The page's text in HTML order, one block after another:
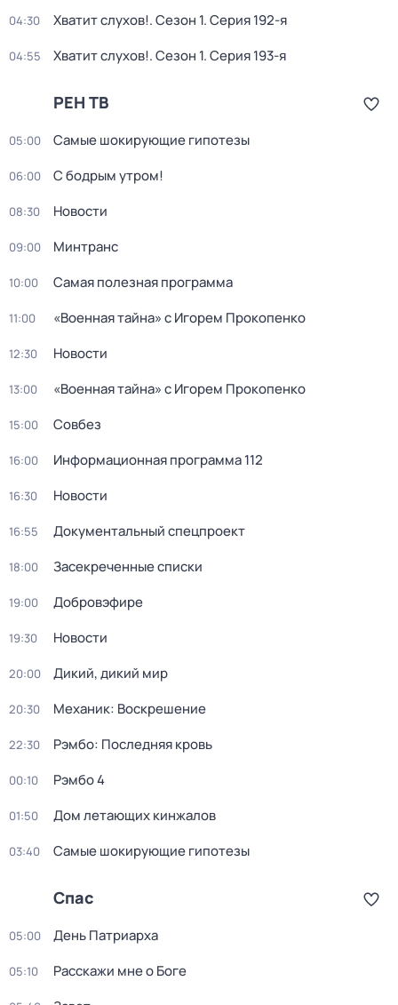
04:30 Хватит слухов!. Сезон 1. Серия 192-я
04:55 Хватит слухов!. Сезон 1. Серия 193-я
РЕН ТВ
05:00 Самые шoкиpующие гипотезы
06:00 С бодрым утром!
08:30 Новости
09:00 Минтранс
10:00 Самая полезная программа
11:00 «Военная тайна» с Игорем Прокопенко
12:30 Новости
13:00 «Военная тайна» с Игорем Прокопенко
15:00 Совбез
16:00 Информационная программа 112
16:30 Новости
16:55 Документальный спецпроект
18:00 Зaceкрeченные списки
19:00 Добровэфире
19:30 Новости
20:00 Дикий, дикий мир
20:30 Механик: Воскрешение
22:30 Рэмбо: Последняя кровь
00:10 Рэмбо 4
01:50 Дом летающих кинжалов
03:40 Самые шoкиpующие гипотезы
Спас
05:00 День Патриарха
05:10 Расскажи мне о Боге